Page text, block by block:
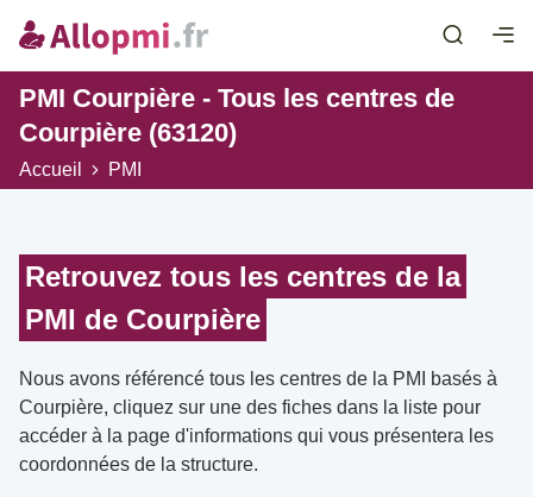
PMI Courpière - Tous les centres de
Courpière (63120)
Accueil PMI
Retrouvez tous les centres de la
PMI de Courpière
Nous avons référencé tous les centres de la PMI basés à
Courpière, cliquez sur une des fiches dans la liste pour
accéder à la page d'informations qui vous présentera les
coordonnées de la structure.